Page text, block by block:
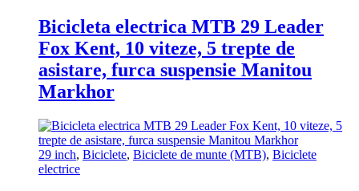
Bicicleta electrica MTB 29 Leader
Fox Kent, 10 viteze, 5 trepte de
asistare, furca suspensie Manitou
Markhor
29 inch, Biciclete, Biciclete de munte (MTB), Biciclete
electrice